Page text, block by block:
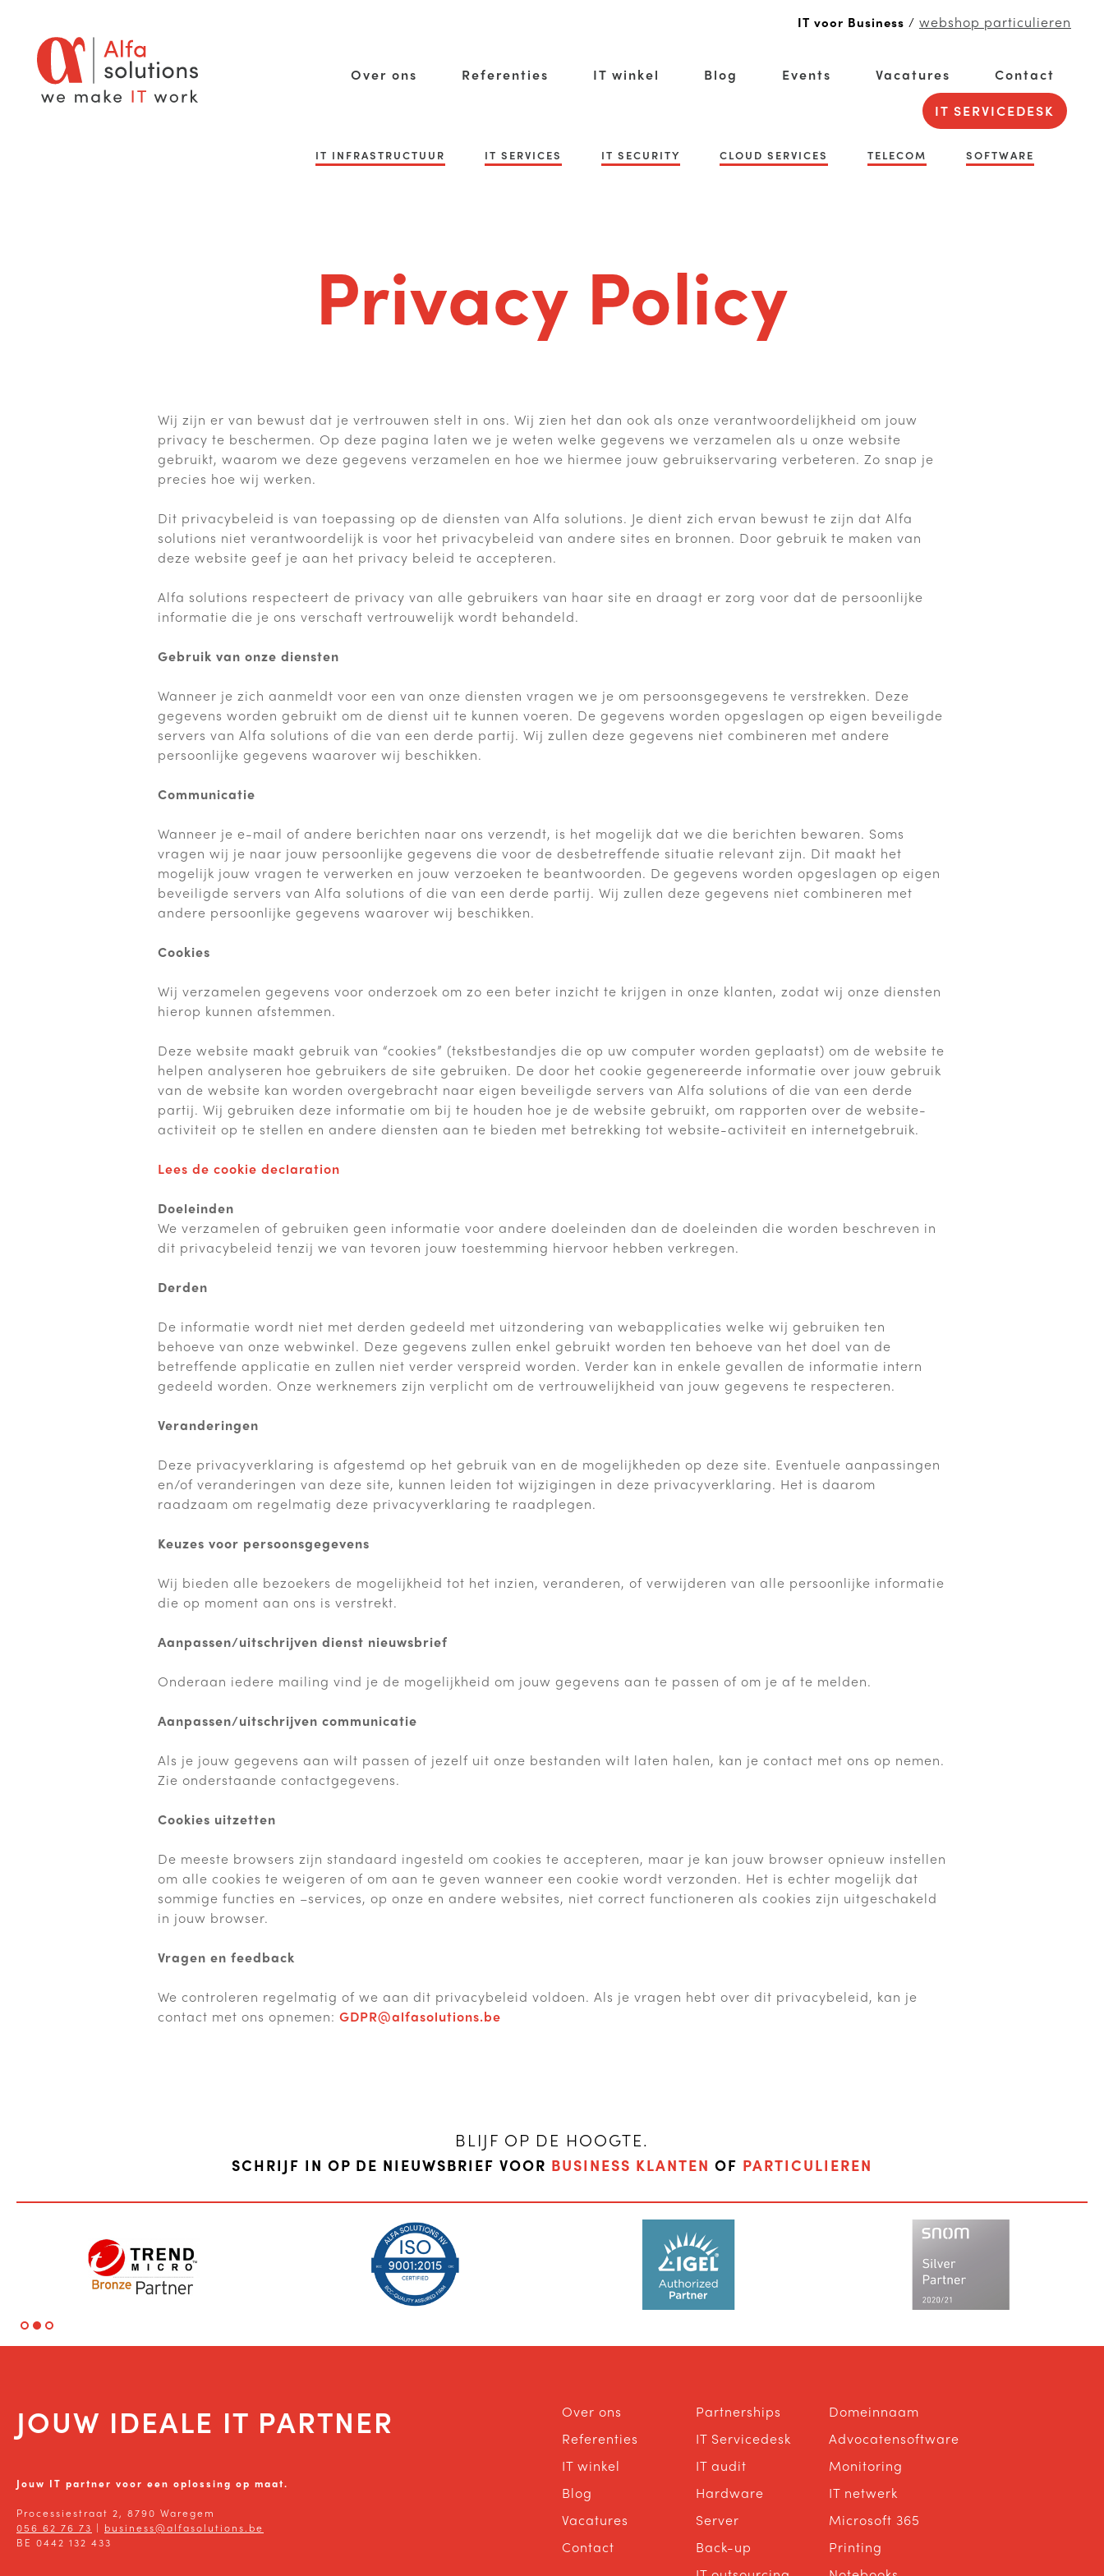
Over ons Referenties IT winkel Blog Events Vacatures
Contact
IT SERVICEDESK
IT INFRASTRUCTUUR IT SERVICES IT SECURITY CLOUD SERVICES TELECOM SOFTWARE
IT voor Business / webshop particulieren
Privacy Policy
Wij zijn er van bewust dat je vertrouwen stelt in ons. Wij zien het dan ook als onze verantwoordelijkheid om jouw
privacy te beschermen. Op deze pagina laten we je weten welke gegevens we verzamelen als u onze website
gebruikt, waarom we deze gegevens verzamelen en hoe we hiermee jouw gebruikservaring verbeteren. Zo snap je
precies hoe wij werken.
Dit privacybeleid is van toepassing op de diensten van Alfa solutions. Je dient zich ervan bewust te zijn dat Alfa
solutions niet verantwoordelijk is voor het privacybeleid van andere sites en bronnen. Door gebruik te maken van
deze website geef je aan het privacy beleid te accepteren.
Alfa solutions respecteert de privacy van alle gebruikers van haar site en draagt er zorg voor dat de persoonlijke
informatie die je ons verschaft vertrouwelijk wordt behandeld.
Gebruik van onze diensten
Wanneer je zich aanmeldt voor een van onze diensten vragen we je om persoonsgegevens te verstrekken. Deze
gegevens worden gebruikt om de dienst uit te kunnen voeren. De gegevens worden opgeslagen op eigen beveiligde
servers van Alfa solutions of die van een derde partij. Wij zullen deze gegevens niet combineren met andere
persoonlijke gegevens waarover wij beschikken.
Communicatie
Wanneer je e-mail of andere berichten naar ons verzendt, is het mogelijk dat we die berichten bewaren. Soms
vragen wij je naar jouw persoonlijke gegevens die voor de desbetreffende situatie relevant zijn. Dit maakt het
mogelijk jouw vragen te verwerken en jouw verzoeken te beantwoorden. De gegevens worden opgeslagen op eigen
beveiligde servers van Alfa solutions of die van een derde partij. Wij zullen deze gegevens niet combineren met
andere persoonlijke gegevens waarover wij beschikken.
Cookies
Wij verzamelen gegevens voor onderzoek om zo een beter inzicht te krijgen in onze klanten, zodat wij onze diensten
hierop kunnen afstemmen.
Deze website maakt gebruik van “cookies” (tekstbestandjes die op uw computer worden geplaatst) om de website te
helpen analyseren hoe gebruikers de site gebruiken. De door het cookie gegenereerde informatie over jouw gebruik
van de website kan worden overgebracht naar eigen beveiligde servers van Alfa solutions of die van een derde
partij. Wij gebruiken deze informatie om bij te houden hoe je de website gebruikt, om rapporten over de website-
activiteit op te stellen en andere diensten aan te bieden met betrekking tot website-activiteit en internetgebruik.
Lees de cookie declaration
Doeleinden
We verzamelen of gebruiken geen informatie voor andere doeleinden dan de doeleinden die worden beschreven in
dit privacybeleid tenzij we van tevoren jouw toestemming hiervoor hebben verkregen.
Derden
De informatie wordt niet met derden gedeeld met uitzondering van webapplicaties welke wij gebruiken ten
behoeve van onze webwinkel. Deze gegevens zullen enkel gebruikt worden ten behoeve van het doel van de
betreffende applicatie en zullen niet verder verspreid worden. Verder kan in enkele gevallen de informatie intern
gedeeld worden. Onze werknemers zijn verplicht om de vertrouwelijkheid van jouw gegevens te respecteren.
Veranderingen
Deze privacyverklaring is afgestemd op het gebruik van en de mogelijkheden op deze site. Eventuele aanpassingen
en/of veranderingen van deze site, kunnen leiden tot wijzigingen in deze privacyverklaring. Het is daarom
raadzaam om regelmatig deze privacyverklaring te raadplegen.
Keuzes voor persoonsgegevens
Wij bieden alle bezoekers de mogelijkheid tot het inzien, veranderen, of verwijderen van alle persoonlijke informatie
die op moment aan ons is verstrekt.
Aanpassen/uitschrijven dienst nieuwsbrief
Onderaan iedere mailing vind je de mogelijkheid om jouw gegevens aan te passen of om je af te melden.
Aanpassen/uitschrijven communicatie
Als je jouw gegevens aan wilt passen of jezelf uit onze bestanden wilt laten halen, kan je contact met ons op nemen.
Zie onderstaande contactgegevens.
Cookies uitzetten
De meeste browsers zijn standaard ingesteld om cookies te accepteren, maar je kan jouw browser opnieuw instellen
om alle cookies te weigeren of om aan te geven wanneer een cookie wordt verzonden. Het is echter mogelijk dat
sommige functies en –services, op onze en andere websites, niet correct functioneren als cookies zijn uitgeschakeld
in jouw browser.
Vragen en feedback
We controleren regelmatig of we aan dit privacybeleid voldoen. Als je vragen hebt over dit privacybeleid, kan je
contact met ons opnemen: GDPR@alfasolutions.be
BLIJF OP DE HOOGTE.
SCHRIJF IN OP DE NIEUWSBRIEF VOOR BUSINESS KLANTEN OF PARTICULIEREN
JOUW IDEALE IT PARTNER
Jouw IT partner voor een oplossing op maat.
Processiestraat 2, 8790 Waregem
056 62 76 73 | business@alfasolutions.be
BE 0442 132 433
Over ons
Referenties
IT winkel
Blog
Vacatures
Contact
Partnerships
IT Servicedesk
IT audit
Hardware
Server
Back-up
Domeinnaam
Advocatensoftware
Monitoring
IT netwerk
Microsoft 365
Printing